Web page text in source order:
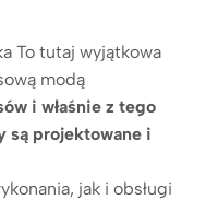
To tutaj wyjątkowa
modą
i właśnie z tego
są projektowane i
jak i obsługi